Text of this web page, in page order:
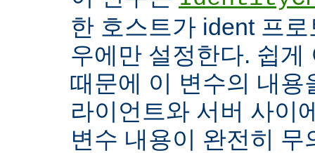
한 호스트가 ident 프
우에만 설정한다. 쉽게
때문에 이 변수의 내용
라이언트와 서버 사이
변수 내용이 완전히